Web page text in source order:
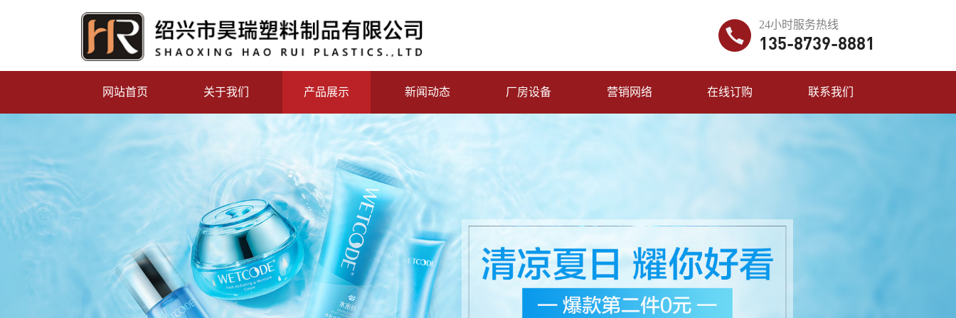
24小时服务热线
135-8739-8881
网站首页 关于我们 产品展示 新闻动态 厂房设备 营销网络 在线订购 联系我们